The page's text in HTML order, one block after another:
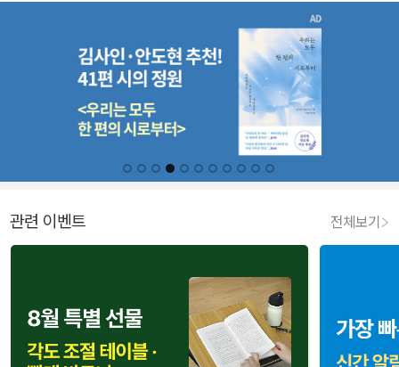
관련 이벤트 전체보기